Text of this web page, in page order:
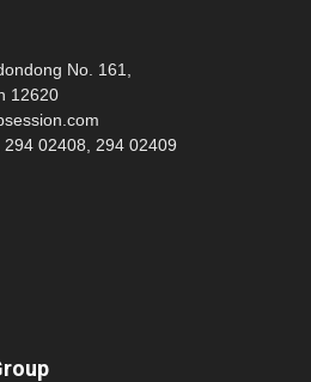
No. 161,
12620
02408, 294 02409